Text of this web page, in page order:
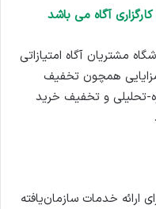
آگاه می باشد
مشتریان آگاه امتیازاتی
همچون تخفیف
تحلیلی و تخفیف خرید
ارائه خدمات سازمان‌یافته